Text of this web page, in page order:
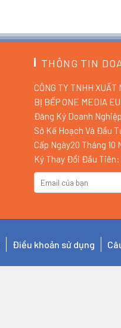
THÔNG TIN
CÔNG TY TNHH XUẤT
BỊ BẾP ONE MEDIA
Đăng Ký Doanh
Sở Kế Hoạch Và Đầu
Cấp Ngày20 Tháng 10
Ký Thay Đổi Đầu Tiên:
Điều khoản sử dụng